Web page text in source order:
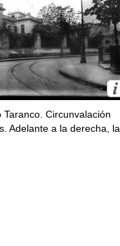
Taranco. Circunvalación
Adelante a la derecha, la